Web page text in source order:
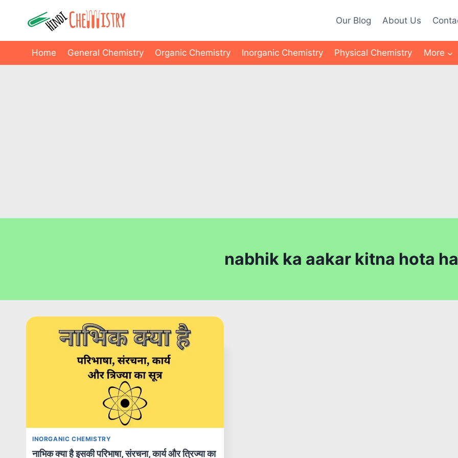
Our Blog About Us
Home General Chemistry Organic Chemistry Inorganic Chemistry Physical Chemistry More
nabhik ka aakar kitna hota
INORGANIC CHEMISTRY
नाभिक क्या है इसकी परिभाषा, संरचना, कार्य और त्रिज्या का